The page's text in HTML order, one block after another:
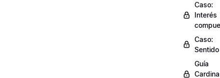
Caso:
Interés
Caso:
Sentido
Guía